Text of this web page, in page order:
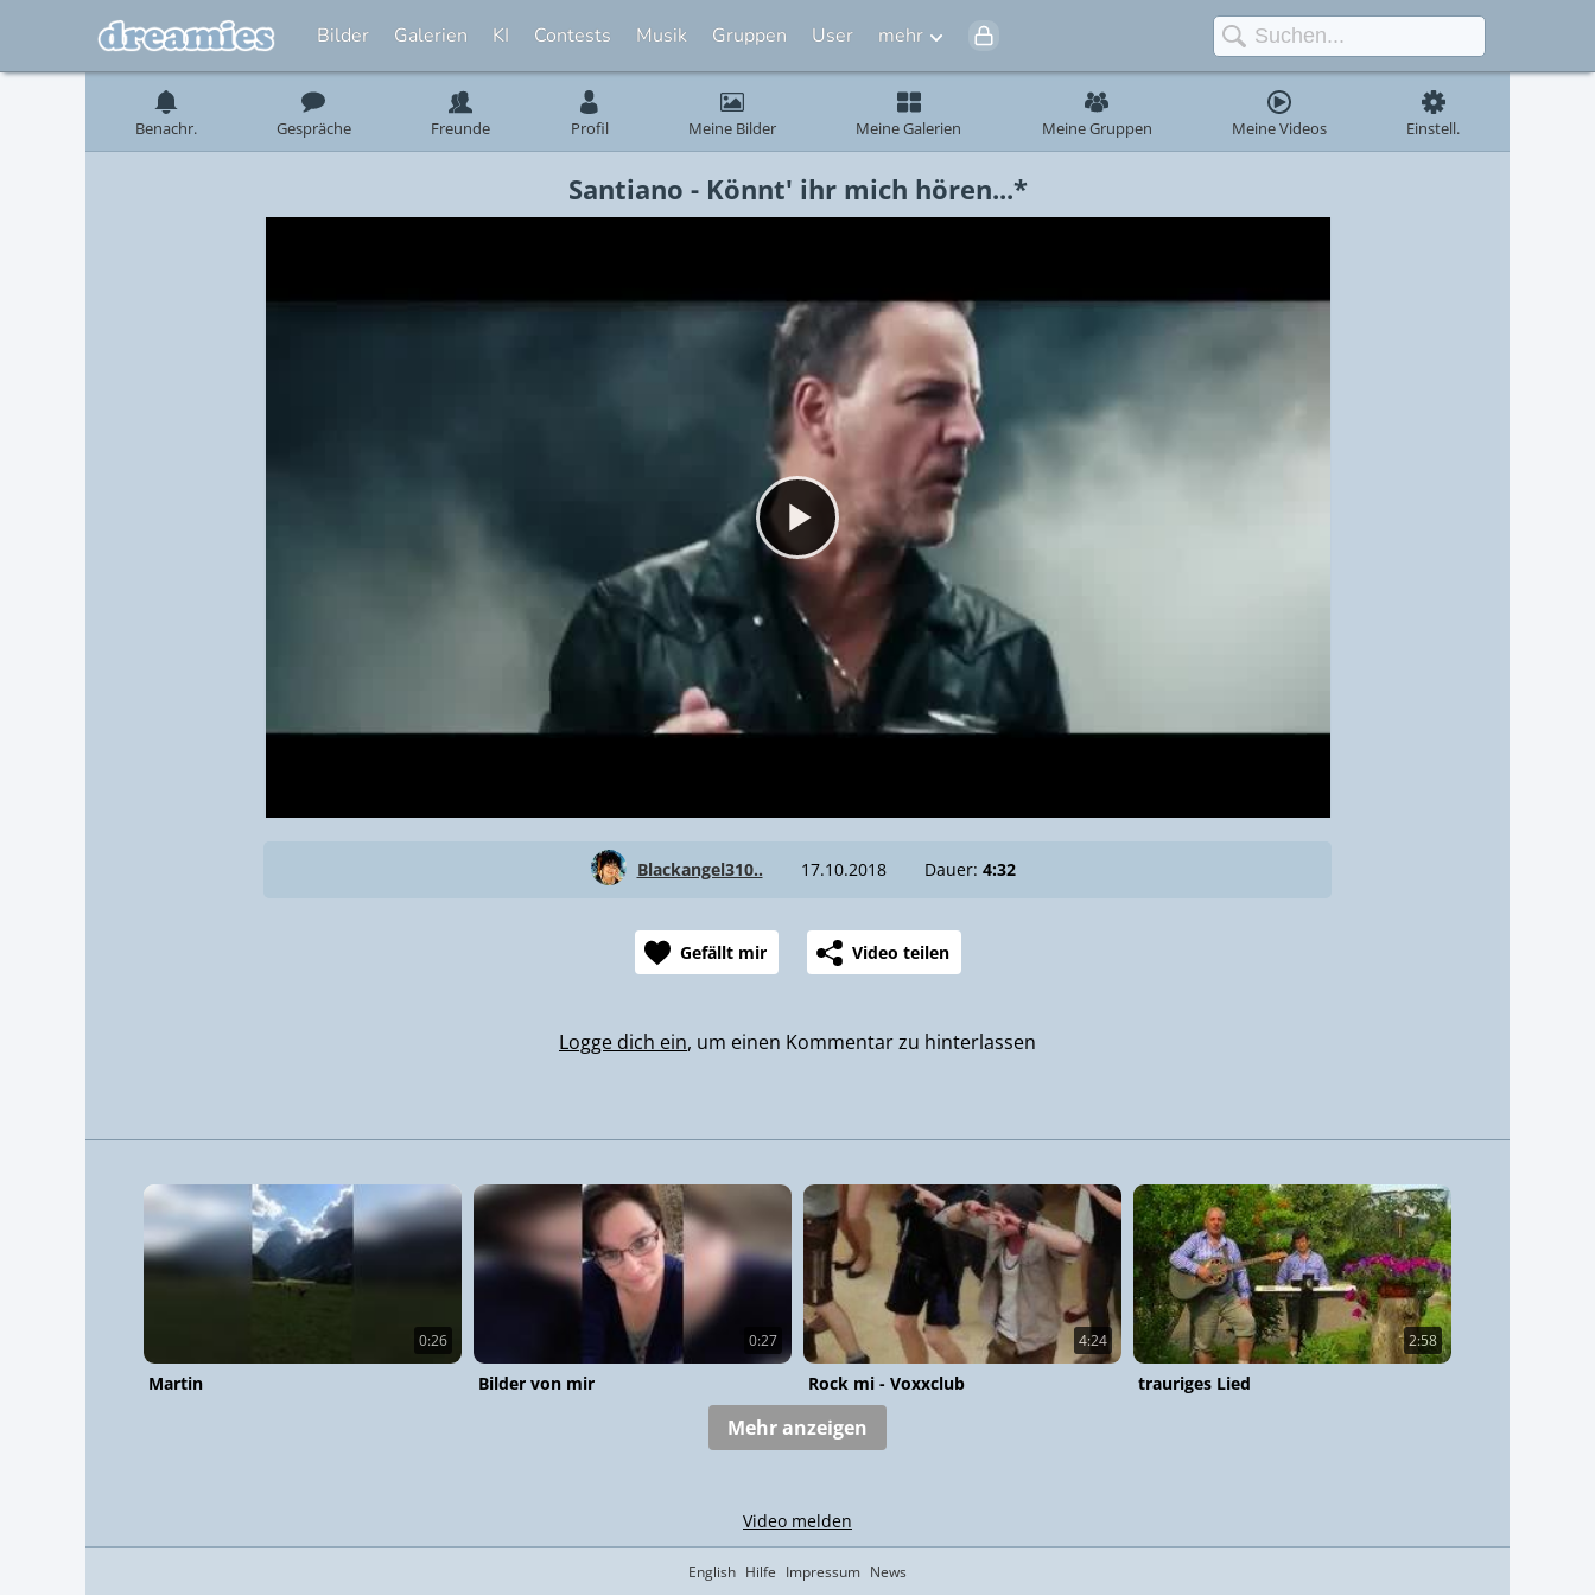
Bilder Galerien KI Contests Musik Gruppen User mehr
Benachr. Gespräche Freunde Profil Meine Bilder Meine Galerien Meine Gruppen Meine Videos Einstell.
Santiano - Könnt' ihr mich hören...*
Video abspielen
Blackangel310.. 17.10.2018 Dauer: 4:32
Gefällt mir Video teilen
Logge dich ein, um einen Kommentar zu hinterlassen
0:26
Martin
0:27
Bilder von mir
4:24
Rock mi - Voxxclub
2:58
trauriges Lied
Mehr anzeigen
Video melden
English Hilfe Impressum News